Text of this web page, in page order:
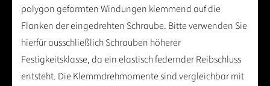
polygon geformten Windungen klemmend auf die
Flanken der eingedrehten Schraube. Bitte verwenden Sie
hierfür ausschließlich Schrauben höherer
Festigkeitsklasse, da ein elastisch federnder Reibschluss
entsteht. Die Klemmdrehmomente sind vergleichbar mit